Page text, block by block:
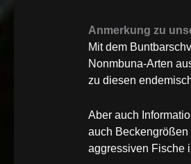
Anmerkung zu
Mit dem
Nonmbuna-Arten
zu diesen
Aber auch
auch
aggressiven Fische